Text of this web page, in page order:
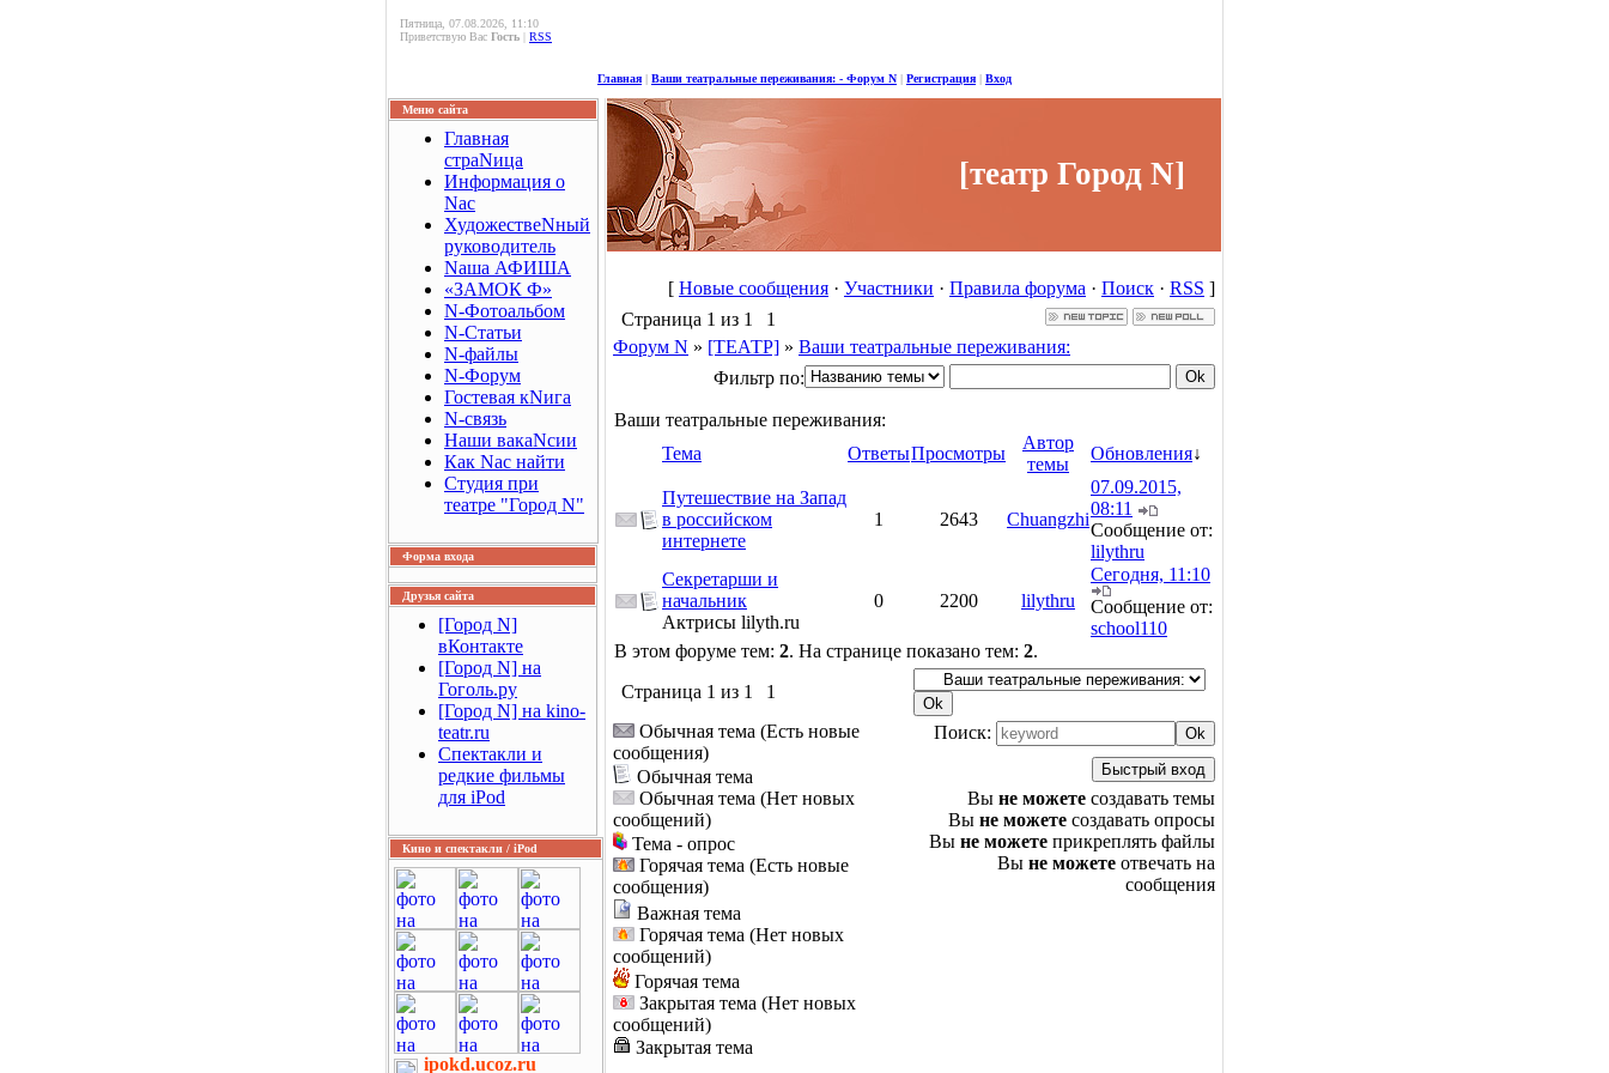
Пятница, 07.08.2026, 11:10
Приветствую Вас Гость | RSS
Главная | Ваши театральные переживания: - Форум N | Регистрация | Вход
Меню сайта
Главная
страNица
Информация о
Nас
ХудожествеNный
руководитель
Nаша АФИША
«ЗАМОК Ф»
N-Фотоальбом
N-Статьи
N-файлы
N-Форум
Гостевая кNига
N-связь
Наши вакаNсии
Как Nас найти
Студия при
театре "Город N"
Форма входа
Друзья сайта
[Город N]
вКонтакте
[Город N] на
Гоголь.ру
[Город N] на kino-
teatr.ru
Спектакли и
редкие фильмы
для iPod
Кино и спектакли / iPod
ipokd.ucoz.ru
[театр Город N]
[ Новые сообщения · Участники · Правила форума · Поиск · RSS ]
Страница 1 из 1
1
Форум N » [ТЕАТР] » Ваши театральные переживания:
Фильтр по:
Ваши театральные переживания:
Тема
ОтветыПросмотры
Автор
темы
Обновления↓
Путешествие на Запад
в российском
интернете
1 2643 Chuangzhi
07.09.2015,
08:11
Сообщение от:
lilythru
Секретарши и
начальник
Актрисы lilyth.ru
0 2200 lilythru
Сегодня, 11:10
Сообщение от:
school110
В этом форуме тем: 2. На странице показано тем: 2.
Страница 1 из 1
1
Обычная тема (Есть новые
сообщения)
Обычная тема
Обычная тема (Нет новых
сообщений)
Тема - опрос
Горячая тема (Есть новые
сообщения)
Важная тема
Горячая тема (Нет новых
сообщений)
Горячая тема
Закрытая тема (Нет новых
сообщений)
Закрытая тема
Поиск:
Вы не можете создавать темы
Вы не можете создавать опросы
Вы не можете прикреплять файлы
Вы не можете отвечать на
сообщения